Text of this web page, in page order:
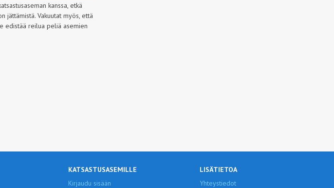
kanssa, etkä
jättämistä. Vakuutat myös, että
edistää reilua peliä asemien
KATSASTUSASEMILLE
Kirjaudu sisään
LISÄTIETOA
Yhteystiedot